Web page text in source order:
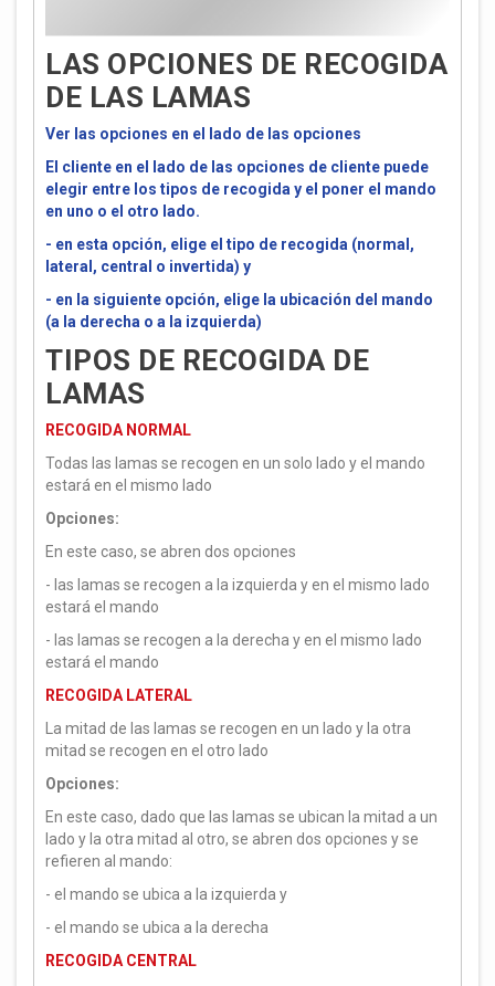
LAS OPCIONES DE RECOGIDA
DE LAS LAMAS
Ver las opciones en el lado de las opciones
El cliente en el lado de las opciones de cliente puede
elegir entre los tipos de recogida y el poner el mando
en uno o el otro lado.
- en esta opción, elige el tipo de recogida (normal,
lateral, central o invertida) y
- en la siguiente opción, elige la ubicación del mando
(a la derecha o a la izquierda)
TIPOS DE RECOGIDA DE
LAMAS
RECOGIDA NORMAL
Todas las lamas se recogen en un solo lado y el mando
estará en el mismo lado
Opciones:
En este caso, se abren dos opciones
- las lamas se recogen a la izquierda y en el mismo lado
estará el mando
- las lamas se recogen a la derecha y en el mismo lado
estará el mando
RECOGIDA LATERAL
La mitad de las lamas se recogen en un lado y la otra
mitad se recogen en el otro lado
Opciones:
En este caso, dado que las lamas se ubican la mitad a un
lado y la otra mitad al otro, se abren dos opciones y se
refieren al mando:
- el mando se ubica a la izquierda y
- el mando se ubica a la derecha
RECOGIDA CENTRAL